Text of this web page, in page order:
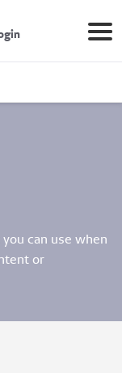
can use when
or